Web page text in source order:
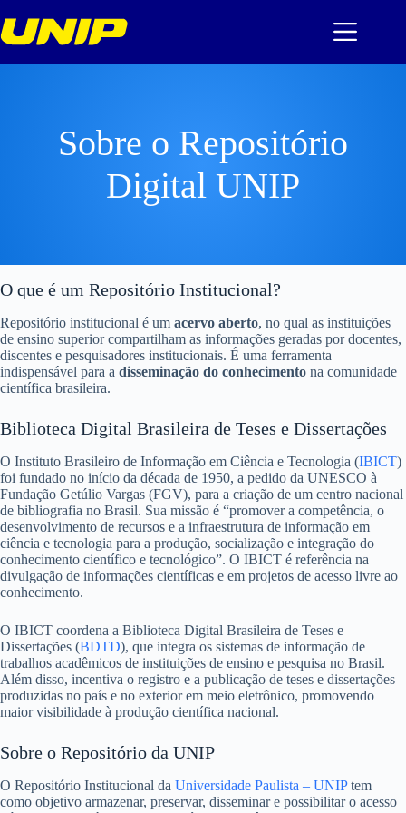
para
o
Sobre o Repositório
Digital UNIP
O que é um Repositório Institucional?
Repositório institucional é um acervo aberto, no qual as instituições
de ensino superior compartilham as informações geradas por docentes,
discentes e pesquisadores institucionais. É uma ferramenta
indispensável para a disseminação do conhecimento na comunidade
científica brasileira.
Biblioteca Digital Brasileira de Teses e Dissertações
O Instituto Brasileiro de Informação em Ciência e Tecnologia (IBICT)
foi fundado no início da década de 1950, a pedido da UNESCO à
Fundação Getúlio Vargas (FGV), para a criação de um centro nacional
de bibliografia no Brasil. Sua missão é “promover a competência, o
desenvolvimento de recursos e a infraestrutura de informação em
ciência e tecnologia para a produção, socialização e integração do
conhecimento científico e tecnológico”. O IBICT é referência na
divulgação de informações científicas e em projetos de acesso livre ao
conhecimento.
O IBICT coordena a Biblioteca Digital Brasileira de Teses e
Dissertações (BDTD), que integra os sistemas de informação de
trabalhos acadêmicos de instituições de ensino e pesquisa no Brasil.
Além disso, incentiva o registro e a publicação de teses e dissertações
produzidas no país e no exterior em meio eletrônico, promovendo
maior visibilidade à produção científica nacional.
Sobre o Repositório da UNIP
O Repositório Institucional da Universidade Paulista – UNIPtem
como objetivo armazenar, preservar, disseminar e possibilitar o acesso